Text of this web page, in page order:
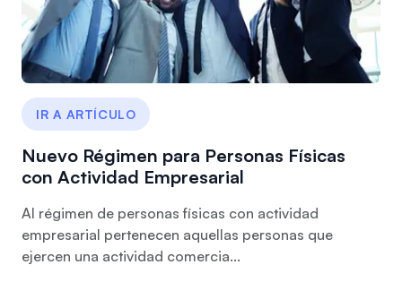
IR A ARTÍCULO
Nuevo Régimen para Personas Físicas
con Actividad Empresarial
Al régimen de personas físicas con actividad
empresarial pertenecen aquellas personas que
ejercen una actividad comercia...